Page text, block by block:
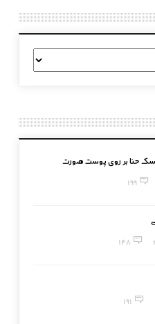
حنا بر روی پوست صورت
199
148
191